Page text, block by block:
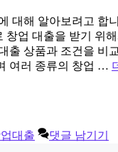
대해 알아보려고 합
업 대출을 받기 위
출 상품과 조건을 비
여러 종류의 창업 …
대출 댓글 남기기